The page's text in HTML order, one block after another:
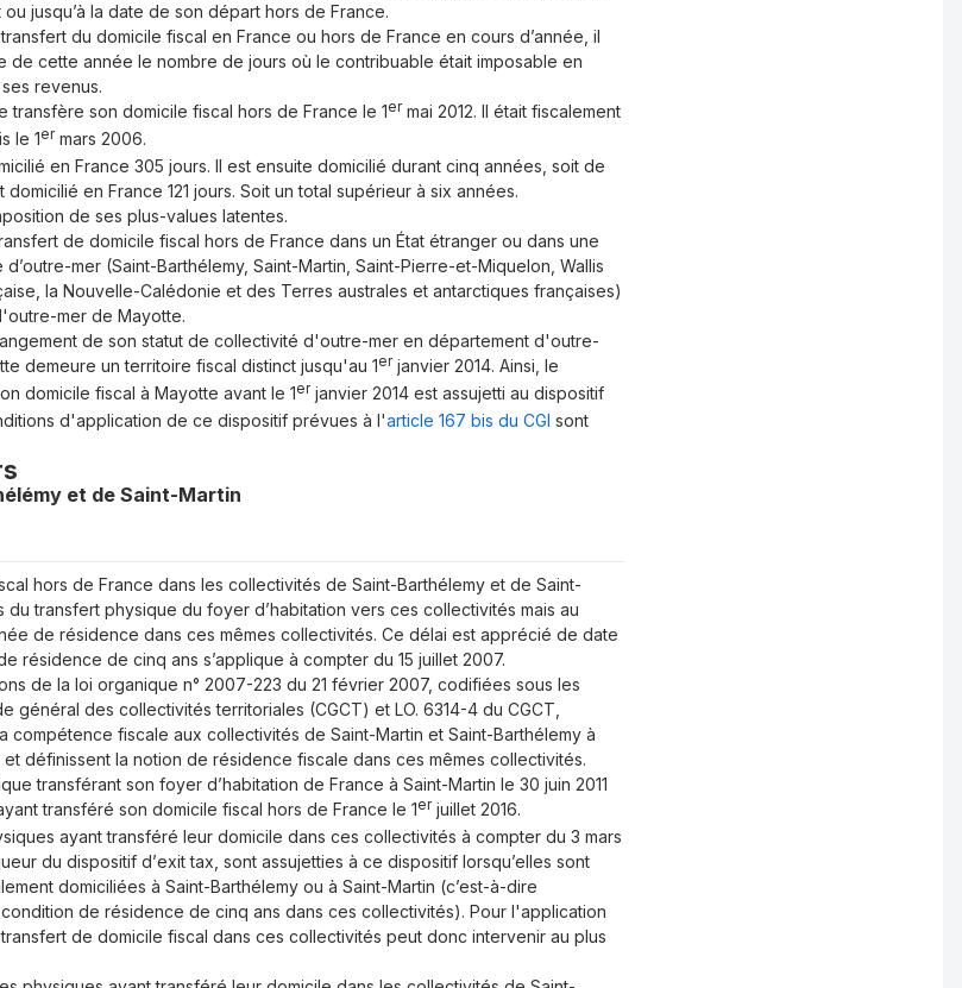
jusqu’à la date de son départ hors de France.
du domicile fiscal en France ou hors de France en cours d’année, il
de cette année le nombre de jours où le contribuable était imposable en
revenus.
transfère son domicile fiscal hors de France le 1ermai 2012. Il était fiscalement
le 1ermars 2006.
en France 305 jours. Il est ensuite domicilié durant cinq années, soit de
domicilié en France 121 jours. Soit un total supérieur à six années.
de ses plus-values latentes.
de domicile fiscal hors de France dans un État étranger ou dans une
mer (Saint-Barthélemy, Saint-Martin, Saint-Pierre-et-Miquelon, Wallis
la Nouvelle-Calédonie et des Terres australes et antarctiques françaises)
mer de Mayotte.
de son statut de collectivité d'outre-mer en département d'outre-
demeure un territoire fiscal distinct jusqu'au 1erjanvier 2014. Ainsi, le
domicile fiscal à Mayotte avant le 1erjanvier 2014 est assujetti au dispositif
d'application de ce dispositif prévues à l'article 167 bis du CGI sont
et de Saint-Martin
hors de France dans les collectivités de Saint-Barthélemy et de Saint-
du transfert physique du foyer d’habitation vers ces collectivités mais au
de résidence dans ces mêmes collectivités. Ce délai est apprécié de date
résidence de cinq ans s’applique à compter du 15 juillet 2007.
de la loi organique n° 2007-223 du 21 février 2007, codifiées sous les
général des collectivités territoriales (CGCT) et LO. 6314-4 du CGCT
compétence fiscale aux collectivités de Saint-Martin et Saint-Barthélemy à
définissent la notion de résidence fiscale dans ces mêmes collectivités.
transférant son foyer d’habitation de France à Saint-Martin le 30 juin 2011
transféré son domicile fiscal hors de France le 1erjuillet 2016.
ayant transféré leur domicile dans ces collectivités à compter du 3 mars
du dispositif d’exit tax , sont assujetties à ce dispositif lorsqu’elles sont
domiciliées à Saint-Barthélemy ou à Saint-Martin (c’est-à-dire
de résidence de cinq ans dans ces collectivités). Pour l'application
transfert de domicile fiscal dans ces collectivités peut donc intervenir au plus